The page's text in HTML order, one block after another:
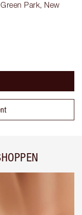
Park, New